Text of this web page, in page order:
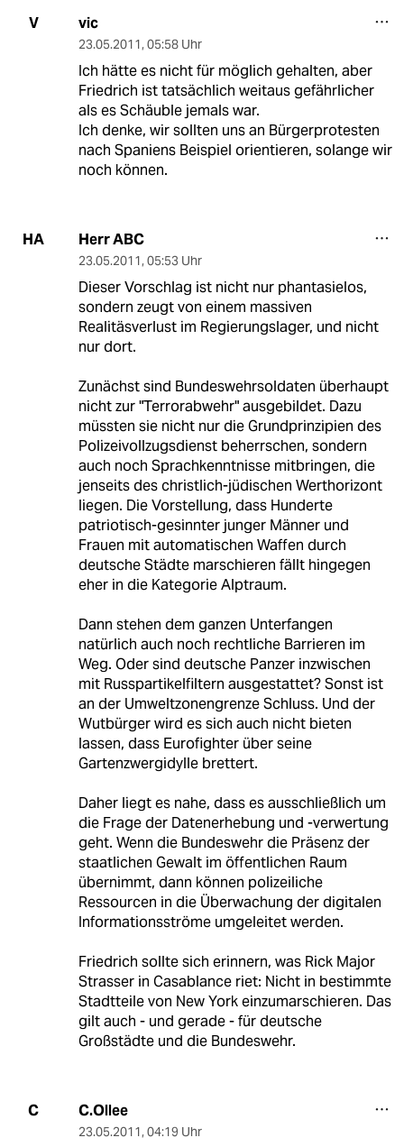
V vic
23.05.2011, 05:58 Uhr
Ich hätte es nicht für möglich gehalten, aber
Friedrich ist tatsächlich weitaus gefährlicher
als es Schäuble jemals war.
Ich denke, wir sollten uns an Bürgerprotesten
nach Spaniens Beispiel orientieren, solange wir
noch können.
HA Herr ABC
23.05.2011, 05:53 Uhr
Dieser Vorschlag ist nicht nur phantasielos,
sondern zeugt von einem massiven
Realitäsverlust im Regierungslager, und nicht
nur dort.
Zunächst sind Bundeswehrsoldaten überhaupt
nicht zur "Terrorabwehr" ausgebildet. Dazu
müssten sie nicht nur die Grundprinzipien des
Polizeivollzugsdienst beherrschen, sondern
auch noch Sprachkenntnisse mitbringen, die
jenseits des christlich-jüdischen Werthorizont
liegen. Die Vorstellung, dass Hunderte
patriotisch-gesinnter junger Männer und
Frauen mit automatischen Waffen durch
deutsche Städte marschieren fällt hingegen
eher in die Kategorie Alptraum.
Dann stehen dem ganzen Unterfangen
natürlich auch noch rechtliche Barrieren im
Weg. Oder sind deutsche Panzer inzwischen
mit Russpartikelfiltern ausgestattet? Sonst ist
an der Umweltzonengrenze Schluss. Und der
Wutbürger wird es sich auch nicht bieten
lassen, dass Eurofighter über seine
Gartenzwergidylle brettert.
Daher liegt es nahe, dass es ausschließlich um
die Frage der Datenerhebung und -verwertung
geht. Wenn die Bundeswehr die Präsenz der
staatlichen Gewalt im öffentlichen Raum
übernimmt, dann können polizeiliche
Ressourcen in die Überwachung der digitalen
Informationsströme umgeleitet werden.
Friedrich sollte sich erinnern, was Rick Major
Strasser in Casablance riet: Nicht in bestimmte
Stadtteile von New York einzumarschieren. Das
gilt auch - und gerade - für deutsche
Großstädte und die Bundeswehr.
C C.Ollee
23.05.2011, 04:19 Uhr